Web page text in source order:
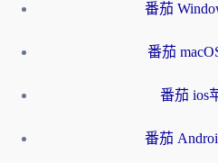
番茄
番茄
番茄 ios
番茄